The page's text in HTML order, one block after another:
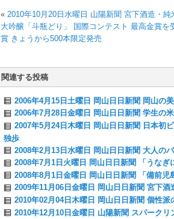
« 2010年10月20日水曜日 山陽新聞 宮下酒造・純
大吟醸「斗瓶どり」 国際コンテスト 最高金賞を
賞 きょうから500本限定発売
関連する投稿
2006年4月15日土曜日 岡山日日新聞 岡山の
2006年7月28日金曜日 岡山日日新聞 学生の
2007年5月24日木曜日 岡山日日新聞 日本初
独歩
2008年2月13日水曜日 岡山日日新聞 大人の
2008年7月1日火曜日 岡山日日新聞 「うなぎ
2008年8月1日金曜日 岡山日日新聞 「備前
2009年11月06日金曜日 岡山日日新聞 宮下
2010年02月04日木曜日 岡山日日新聞 個性派
2010年12月10日金曜日 山陽新聞 スパーク